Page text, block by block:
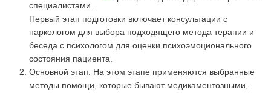
специалистами.
Первый этап подготовки включает консультации с
наркологом для выбора подходящего метода терапии и
беседа с психологом для оценки психоэмоционального
состояния пациента.
Основной этап. На этом этапе применяются выбранные
методы помощи, которые бывают медикаментозными,